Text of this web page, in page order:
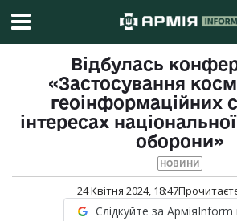
Відбулась
«Застосування
геоінформаційних
інтересах
оборони»
НОВИНИ
24 Квітня 2024, 18:47
Слідкуйте за